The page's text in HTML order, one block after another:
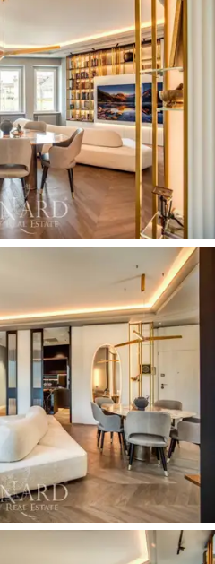
da Roma mais autêntica se
da vida urbana.
reflete um gosto
Linhas quebradas e
um caminho fluido entre
entrepreto e branco,
ousadosexpressa uma
laqueadas , iluminação
qualidade dão ao
transformando-o em
andar, com umaárea de
caracterizada por um piso
francês
que aumenta a
sala de estar, mobiliada
espetacular parede de
uma estante
pulsante da casa, ideal para
e convívio. A moderna
fogãode induçãoé
por um refinadocanto